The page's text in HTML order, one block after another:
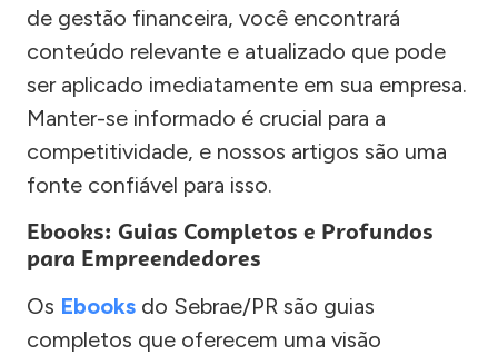
de gestão financeira, você encontrará
conteúdo relevante e atualizado que pode
ser aplicado imediatamente em sua empresa.
Manter-se informado é crucial para a
competitividade, e nossos artigos são uma
fonte confiável para isso.
Ebooks: Guias Completos e Profundos
para Empreendedores
Os Ebooks do Sebrae/PR são guias
completos que oferecem uma visão